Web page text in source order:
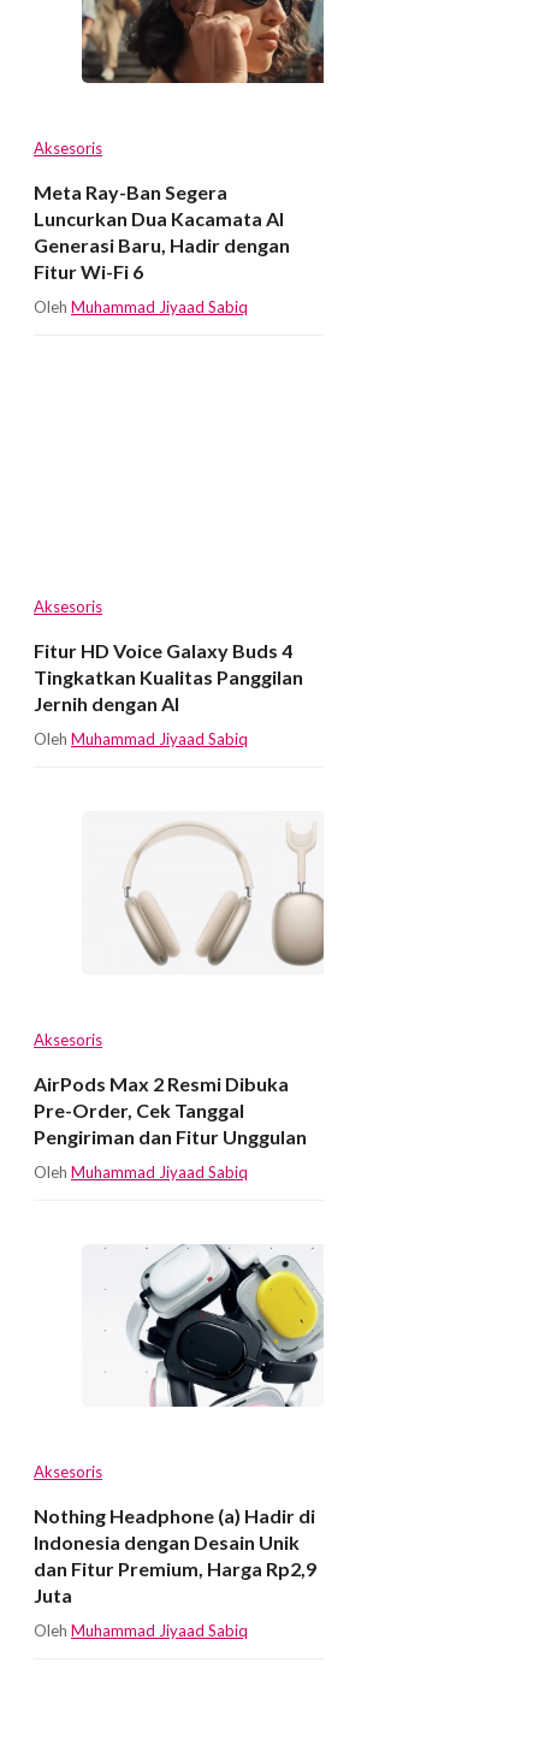
Aksesoris
Meta Ray-Ban Segera
Luncurkan Dua Kacamata AI
Generasi Baru, Hadir dengan
Fitur Wi-Fi 6
Oleh Muhammad Jiyaad Sabiq
Aksesoris
Fitur HD Voice Galaxy Buds 4
Tingkatkan Kualitas Panggilan
Jernih dengan AI
Oleh Muhammad Jiyaad Sabiq
Aksesoris
AirPods Max 2 Resmi Dibuka
Pre-Order, Cek Tanggal
Pengiriman dan Fitur Unggulan
Oleh Muhammad Jiyaad Sabiq
Aksesoris
Nothing Headphone (a) Hadir di
Indonesia dengan Desain Unik
dan Fitur Premium, Harga Rp2,9
Juta
Oleh Muhammad Jiyaad Sabiq